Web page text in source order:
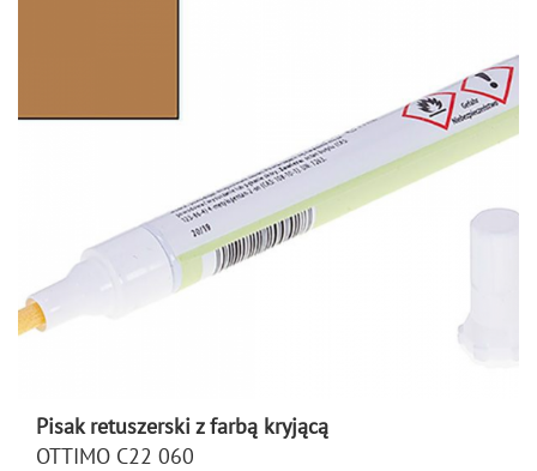
Pisak retuszerski z farbą kryjącą
OTTIMO C22 060